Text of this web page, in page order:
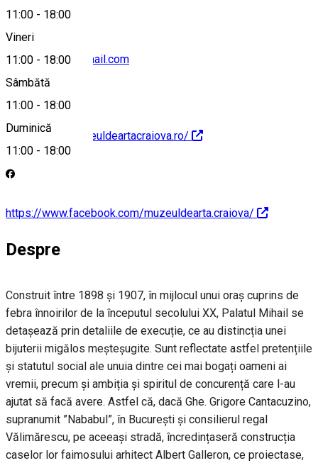
11:00 - 18:00
Vineri
11:00 - 18:00
Sâmbătă
11:00 - 18:00
Duminică
11:00 - 18:00
muzeuartacv@gmail.com
https://www.muzeuldeartacraiova.ro/
https://www.facebook.com/muzeuldearta.craiova/
Despre
Construit între 1898 și 1907, în mijlocul unui oraș cuprins de
febra înnoirilor de la începutul secolului XX, Palatul Mihail se
detașează prin detaliile de execuție, ce au distincția unei
bijuterii migălos meșteșugite. Sunt reflectate astfel pretențiile
și statutul social ale unuia dintre cei mai bogați oameni ai
vremii, precum și ambiția și spiritul de concurență care l-au
ajutat să facă avere. Astfel că, dacă Ghe. Grigore Cantacuzino,
supranumit ”Nababul”, în București și consilierul regal
Vălimărescu, pe aceeași stradă, încredințaseră construcția
caselor lor faimosului arhitect Albert Galleron, ce proiectase,